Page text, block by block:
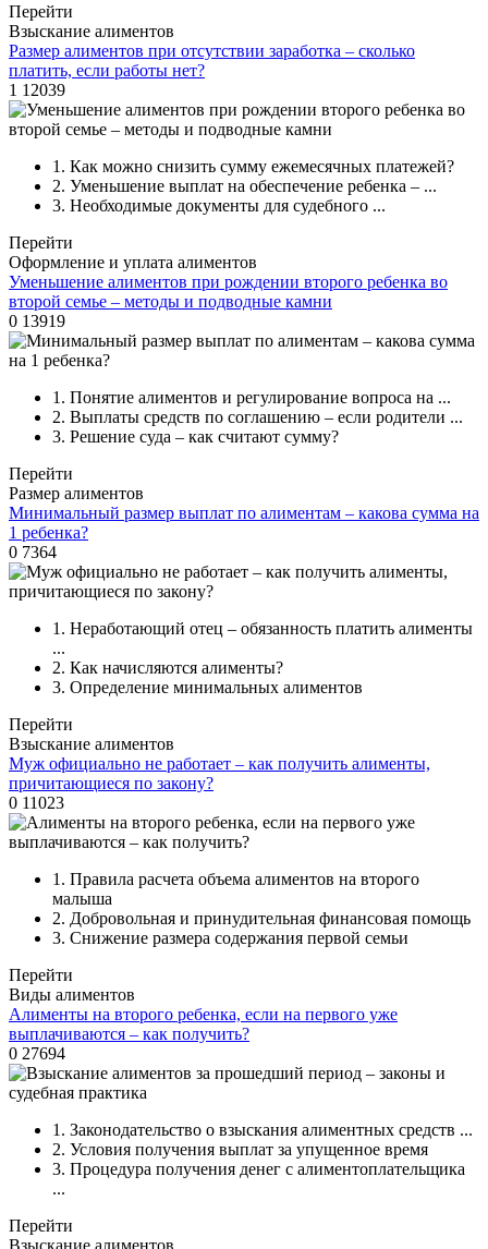
Перейти
Взыскание алиментов
Размер алиментов при отсутствии заработка – сколько
платить, если работы нет?
1 12039
1. Как можно снизить сумму ежемесячных платежей?
2. Уменьшение выплат на обеспечение ребенка – ...
3. Необходимые документы для судебного ...
Перейти
Оформление и уплата алиментов
Уменьшение алиментов при рождении второго ребенка во
второй семье – методы и подводные камни
0 13919
1. Понятие алиментов и регулирование вопроса на ...
2. Выплаты средств по соглашению – если родители ...
3. Решение суда – как считают сумму?
Перейти
Размер алиментов
Минимальный размер выплат по алиментам – какова сумма на
1 ребенка?
0 7364
1. Неработающий отец – обязанность платить алименты
...
2. Как начисляются алименты?
3. Определение минимальных алиментов
Перейти
Взыскание алиментов
Муж официально не работает – как получить алименты,
причитающиеся по закону?
0 11023
1. Правила расчета объема алиментов на второго
малыша
2. Добровольная и принудительная финансовая помощь
3. Снижение размера содержания первой семьи
Перейти
Виды алиментов
Алименты на второго ребенка, если на первого уже
выплачиваются – как получить?
0 27694
1. Законодательство о взыскания алиментных средств ...
2. Условия получения выплат за упущенное время
3. Процедура получения денег с алиментоплательщика
...
Перейти
Взыскание алиментов